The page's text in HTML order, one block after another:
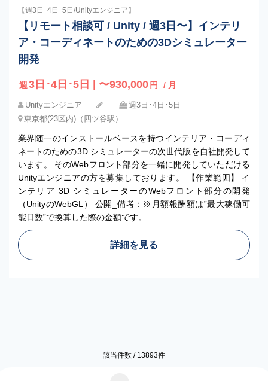
【週3日･4日･5日/Unityエンジニア】
【リモート相談可 / Unity / 週3日〜】インテリ
ア・コーディネートのための3Dシミュレーター
開発
週 3日･4日･5日 | 〜930,000 円 / 月
Unityエンジニア
週3日･4日･5日
東京都(23区内)（四ツ谷駅）
業界随一のインストールベースを持つインテリア・コーディ
ネートのための3D シミュレーターの次世代版を自社開発して
います。 そのWebフロント部分を一緒に開発していただける
Unityエンジニアの方を募集しております。 【作業範囲】 イ
ンテリア 3D シミュレーターのWebフロント部分の開発
（UnityのWebGL） 公開_備考：※月額報酬額は”最大稼働可
能日数”で換算した際の金額です。
詳細を見る
該当件数 / 13893件